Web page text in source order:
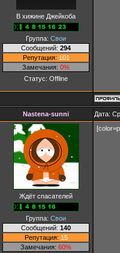
В хижине Джейкоба
Группа: Свои
Сообщений: 294
Репутация: 101
Замечания: 0%
Статус: Offline
Nastena-sunni Дата:
Ждёт спасателей
Группа: Свои
Сообщений: 140
Репутация: 15
Замечания: 60%